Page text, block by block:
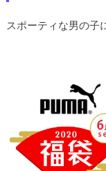
スポーティな男の子